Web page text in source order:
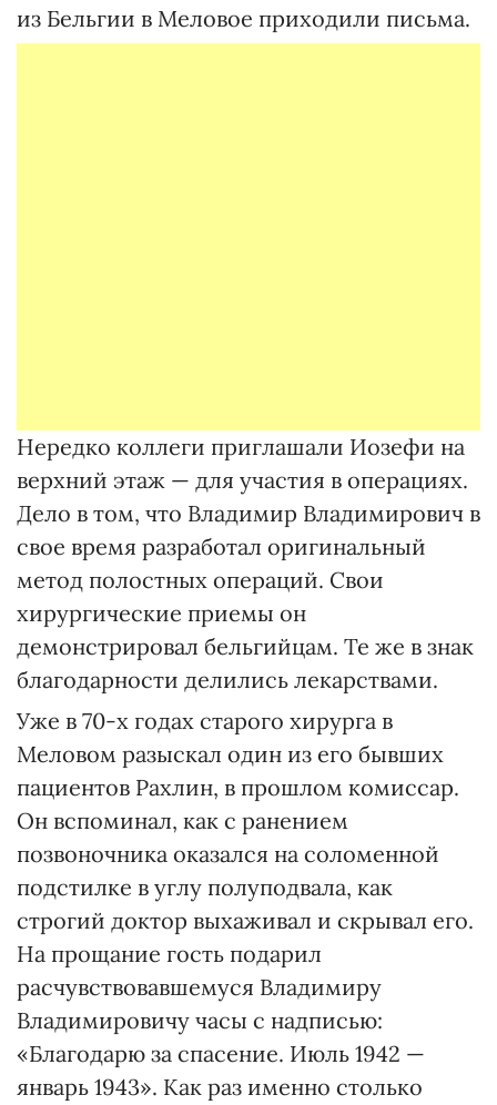
из Бельгии в Меловое приходили письма.
Нередко коллеги приглашали Иозефи на
верхний этаж — для участия в операциях.
Дело в том, что Владимир Владимирович в
свое время разработал оригинальный
метод полостных операций. Свои
хирургические приемы он
демонстрировал бельгийцам. Те же в знак
благодарности делились лекарствами.
Уже в 70-х годах старого хирурга в
Меловом разыскал один из его бывших
пациентов Рахлин, в прошлом комиссар.
Он вспоминал, как с ранением
позвоночника оказался на соломенной
подстилке в углу полуподвала, как
строгий доктор выхаживал и скрывал его.
На прощание гость подарил
расчувствовавшемуся Владимиру
Владимировичу часы с надписью:
«Благодарю за спасение. Июль 1942 —
январь 1943». Как раз именно столько